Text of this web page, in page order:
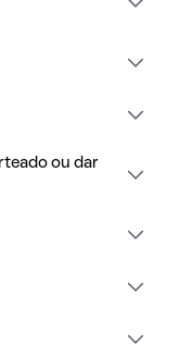
ou dar